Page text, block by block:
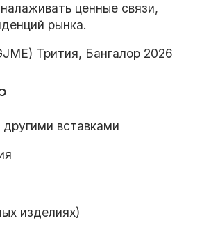
ценные связи,
рынка.
Трития, Бангалор 2026
вставками
изделиях)